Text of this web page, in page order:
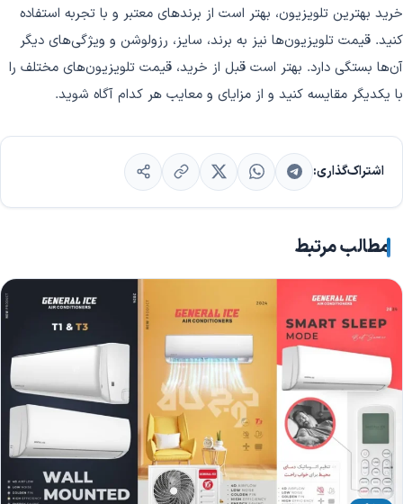
خرید بهترین تلویزیون، بهتر است از برندهای معتبر و با تجربه استفاده
کنید. قیمت تلویزیون‌ها نیز به برند، سایز، رزولوشن و ویژگی‌های دیگر
آن‌ها بستگی دارد. بهتر است قبل از خرید، قیمت تلویزیون‌های مختلف را
با یکدیگر مقایسه کنید و از مزایای و معایب هر کدام آگاه شوید.
اشتراک‌گذاری:
مطالب مرتبط